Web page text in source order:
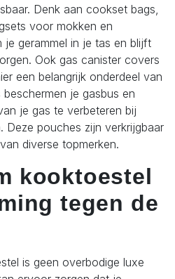
Denk aan cookset bags,
voor mokken en
gerammel in je tas en blijft
Ook gas canister covers
een belangrijk onderdeel van
je gasbus en
je gas te verbeteren bij
Deze pouches zijn verkrijgbaar
diverse topmerken.
kooktoestel
tegen de
is geen overbodige luxe